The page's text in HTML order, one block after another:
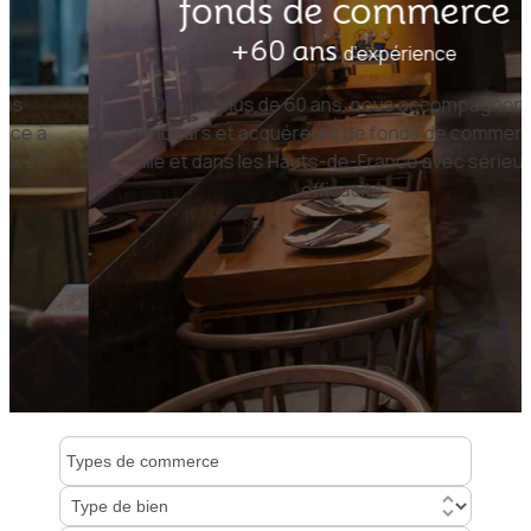
fonds de commerce
+60 ans d’expérience
Depuis plus de 60 ans, nous accompagnons
vendeurs et acquéreurs de fonds de commerce à
Lille et dans les Hauts-de-France avec sérieux et
efficacité.